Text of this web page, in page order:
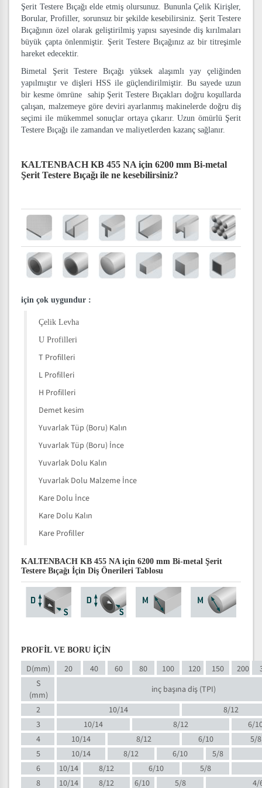
Şerit Testere Bıçağı elde etmiş olursunuz. Bununla Çelik Kirişler,
Borular, Profiller, sorunsuz bir şekilde kesebilirsiniz. Şerit Testere
Bıçağının özel olarak geliştirilmiş yapısı sayesinde diş kırılmaları
büyük çapta önlenmiştir. Şerit Testere Bıçağınız az bir titreşimle
hareket edecektir.
Bimetal Şerit Testere Bıçağı yüksek alaşımlı yay çeliğinden
yapılmıştır ve dişleri HSS ile güçlendirilmiştir. Bu sayede uzun
bir kesme ömrüne sahip Şerit Testere Bıçakları doğru koşullarda
çalışan, malzemeye göre deviri ayarlanmış makinelerde doğru diş
seçimi ile mükemmel sonuçlar ortaya çıkarır. Uzun ömürlü Şerit
Testere Bıçağı ile zamandan ve maliyetlerden kazanç sağlanır.
KALTENBACH KB 455 NA için 6200 mm Bi-metal
Şerit Testere Bıçağı ile ne kesebilirsiniz?
için çok uygundur :
Çelik Levha
U Profilleri
T Profilleri
L Profilleri
H Profilleri
Demet kesim
Yuvarlak Tüp (Boru) Kalın
Yuvarlak Tüp (Boru) İnce
Yuvarlak Dolu Kalın
Yuvarlak Dolu Malzeme İnce
Kare Dolu İnce
Kare Dolu Kalın
Kare Profiller
KALTENBACH KB 455 NA için 6200 mm Bi-metal Şerit
Testere Bıçağı İçin Diş Önerileri Tablosu
PROFİL VE BORU İÇİN
D(mm) 20 40 60 80 100 120 150 200
S
(mm)
inç başına diş (TPI)
2
10/14
8/12
3
10/14 8/12
6/
4
10/14 8/12 6/10
5/8
5
10/14 8/12 6/10
5/8
6
10/14 8/12 6/10
5/8
8
10/14 8/12 6/10 5/8
4/